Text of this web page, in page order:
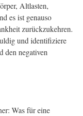
Altlasten,
es ist genauso
zurückzukehren.
und identifiziere
den negativen
Was für eine